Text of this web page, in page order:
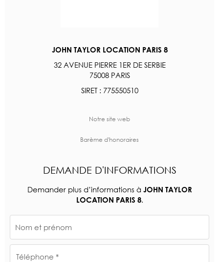
JOHN TAYLOR LOCATION PARIS 8
32 AVENUE PIERRE 1ER DE SERBIE
75008 PARIS
SIRET : 775550510
Notre site web
Barème d'honoraires
DEMANDE D'INFORMATIONS
Demander plus d’informations à JOHN TAYLOR
LOCATION PARIS 8.
Nom et prénom
Téléphone *